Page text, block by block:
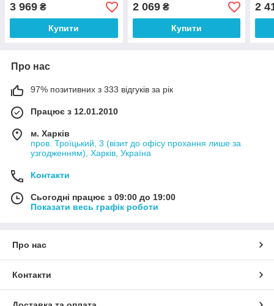
3 969 ₴
Купити
2 069₴
Купити
2
Про нас
97% позитивних з 333 відгуків за рік
Працює з 12.01.2010
м. Харків
пров. Троїцький, 3 (візит до офісу прохання лише за
узгодженням), Харків, Україна
Контакти
Сьогодні працює з 09:00 до 19:00
Показати весь графік роботи
Про нас
Контакти